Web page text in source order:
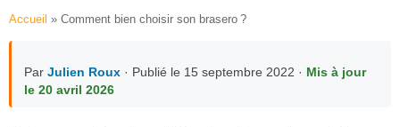
Accueil » Comment bien choisir son brasero ?
Par Julien Roux · Publié le 15 septembre 2022 · Mis à jour
le 20 avril 2026